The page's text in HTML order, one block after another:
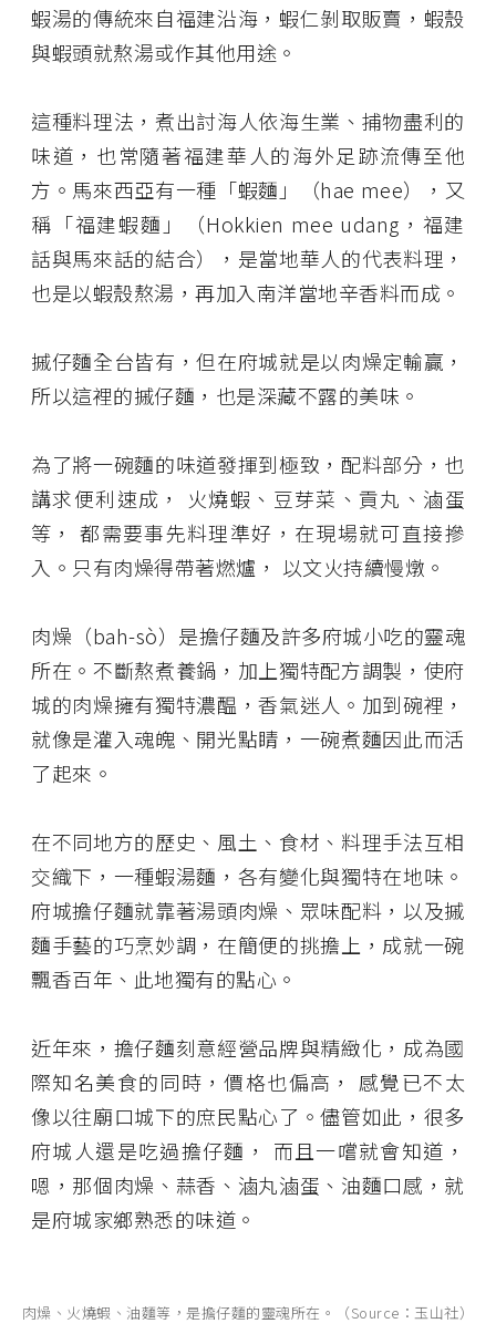
蝦湯的傳統來自福建沿海，蝦仁剝取販賣，蝦殼
與蝦頭就熬湯或作其他用途。
這種料理法，煮出討海人依海生業、捕物盡利的
味道，也常隨著福建華人的海外足跡流傳至他
方。馬來西亞有一種「蝦麵」（hae mee），又
稱「福建蝦麵」（Hokkien mee udang，福建
話與馬來話的結合），是當地華人的代表料理，
也是以蝦殼熬湯，再加入南洋當地辛香料而成。
摵仔麵全台皆有，但在府城就是以肉燥定輸贏，
所以這裡的摵仔麵，也是深藏不露的美味。
為了將一碗麵的味道發揮到極致，配料部分，也
講求便利速成， 火燒蝦、豆芽菜、貢丸、滷蛋
等， 都需要事先料理準好，在現場就可直接摻
入。只有肉燥得帶著燃爐， 以文火持續慢燉。
肉燥（bah-sò）是擔仔麵及許多府城小吃的靈魂
所在。不斷熬煮養鍋，加上獨特配方調製，使府
城的肉燥擁有獨特濃醖，香氣迷人。加到碗裡，
就像是灌入魂魄、開光點睛，一碗煮麵因此而活
了起來。
在不同地方的歷史、風土、食材、料理手法互相
交織下，一種蝦湯麵，各有變化與獨特在地味。
府城擔仔麵就靠著湯頭肉燥、眾味配料，以及摵
麵手藝的巧烹妙調，在簡便的挑擔上，成就一碗
飄香百年、此地獨有的點心。
近年來，擔仔麵刻意經營品牌與精緻化，成為國
際知名美食的同時，價格也偏高， 感覺已不太
像以往廟口城下的庶民點心了。儘管如此，很多
府城人還是吃過擔仔麵， 而且一嚐就會知道，
嗯，那個肉燥、蒜香、滷丸滷蛋、油麵口感，就
是府城家鄉熟悉的味道。
肉燥、火燒蝦、油麵等，是擔仔麵的靈魂所在。（Source：玉山社）